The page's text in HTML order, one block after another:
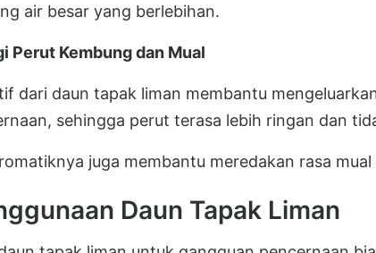
air besar yang berlebihan.
Perut Kembung dan Mual
dari daun tapak liman membantu
sehingga perut terasa lebih ringan dan
juga membantu meredakan rasa mual
Daun Tapak Liman